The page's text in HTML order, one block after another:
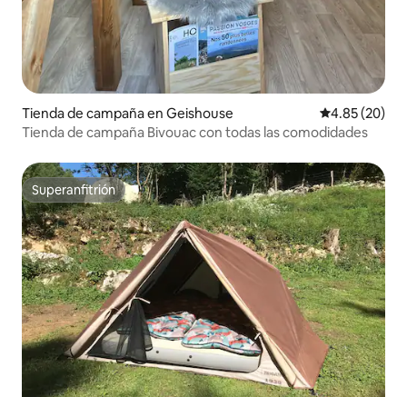
Tienda de campaña en Geishouse Calificación
4.85 (20)
Tienda de campaña Bivouac con todas las comodidades
Superanfitrión
Superanfitrión